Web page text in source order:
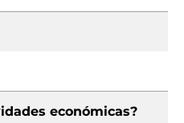
económicas?